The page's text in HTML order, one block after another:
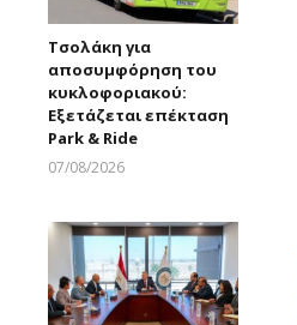
Τσολάκη για
αποσυμφόρηση του
κυκλοφοριακού:
Εξετάζεται επέκταση
Park & Ride
07/08/2026